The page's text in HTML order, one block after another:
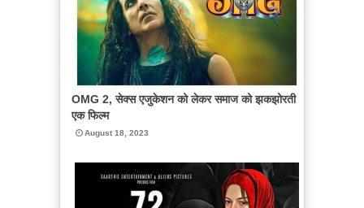
OMG 2, सेक्स एजुकेशन को लेकर समाज को झकझोरती
एक फिल्म
August 18, 2023